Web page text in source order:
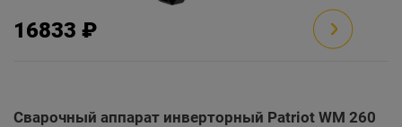
16833 ₽
Сварочный аппарат инверторный Patriot WM 260